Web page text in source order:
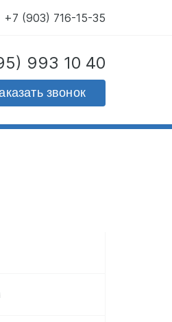
+7 (903) 716-15-35
993 10 40
звонок
прайс - лист
продукцию